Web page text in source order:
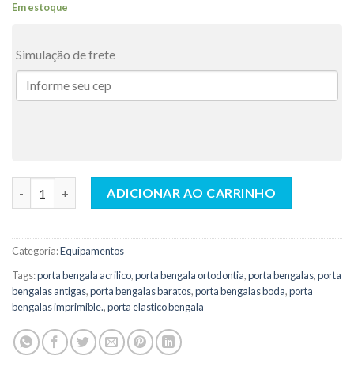
Em estoque
Simulação de frete
ADICIONAR AO CARRINHO
Categoria:Equipamentos
Tags:porta bengala acrilico,porta bengala ortodontia,porta bengalas,porta
bengalas antigas,porta bengalas baratos,porta bengalas boda,porta
bengalas imprimible.,porta elastico bengala